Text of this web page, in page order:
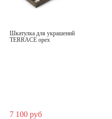
Шкатулка для украшений
TERRACE орех
7 100 руб